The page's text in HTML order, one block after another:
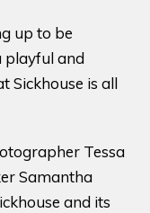
up to be
playful and
Sickhouse is all
Tessa
Samantha
and its